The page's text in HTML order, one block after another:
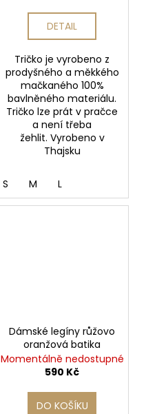
DETAIL
Tričko je vyrobeno z
prodyšného a měkkého
mačkaného 100%
bavlněného materiálu.
Tričko lze prát v pračce
a není třeba
žehlit. Vyrobeno v
Thajsku
S M L
Dámské legíny růžovo
oranžová batika
Momentálně nedostupné
590 Kč
DO KOŠÍKU